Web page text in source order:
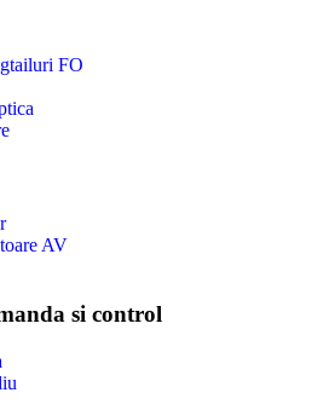
FO
AV
si control
de iluminat înainte de achiziție, cu consultanță
ETD.